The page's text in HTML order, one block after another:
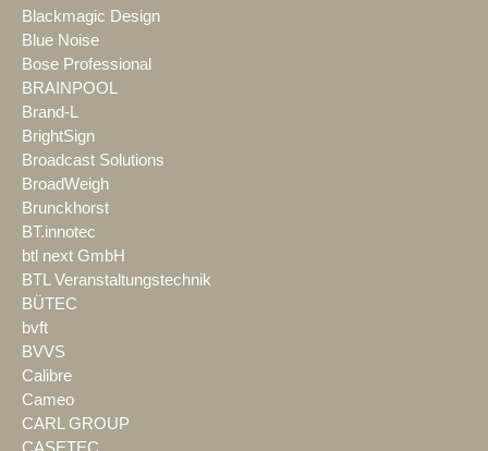
Blackmagic Design
Blue Noise
Bose Professional
BRAINPOOL
Brand-L
BrightSign
Broadcast Solutions
BroadWeigh
Brunckhorst
BT.innotec
btl next GmbH
BTL Veranstaltungstechnik
BÜTEC
bvft
BVVS
Calibre
Cameo
CARL GROUP
CASETEC